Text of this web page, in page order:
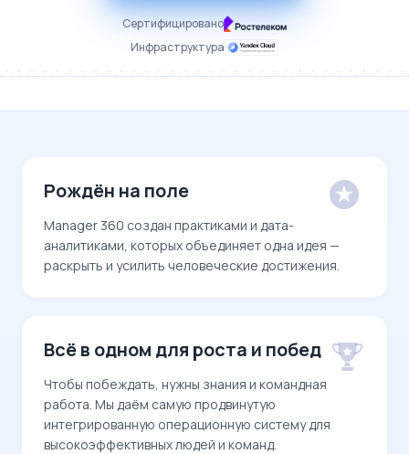
Сертифицировано
Инфраструктура
Рождён на поле
Manager 360 создан практиками и дата-
аналитиками, которых объединяет одна идея —
раскрыть и усилить человеческие достижения.
Всё в одном для роста и побед
Чтобы побеждать, нужны знания и командная
работа. Мы даём самую продвинутую
интегрированную операционную систему для
высокоэффективных людей и команд.